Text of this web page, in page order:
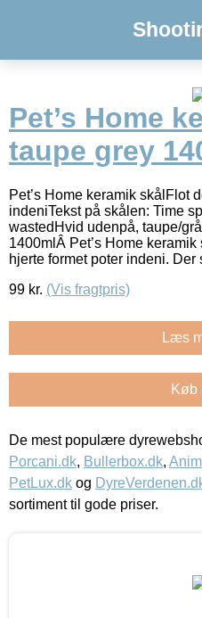
Pet’s Home
taupe grey
Pet’s Home keramik skålFlot
indeniTekst på skålen: Time
wastedHvid udenpå, taupe/
1400mlÂ Pet’s Home
hjerte formet poter indeni. Der
99 kr. (Vis fragtpris)
Læs
Køb
De mest populære
Porcani.dk, Bullerbox.dk,
PetLux.dk og
sortiment til gode priser.